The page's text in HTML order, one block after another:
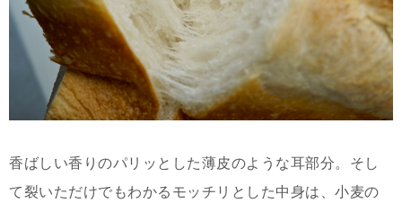
香ばしい香りのパリッとした薄皮のような耳部分。そし
て裂いただけでもわかるモッチリとした中身は、小麦の